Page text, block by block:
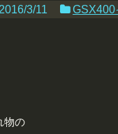
2016/3/11 GSX400
物の